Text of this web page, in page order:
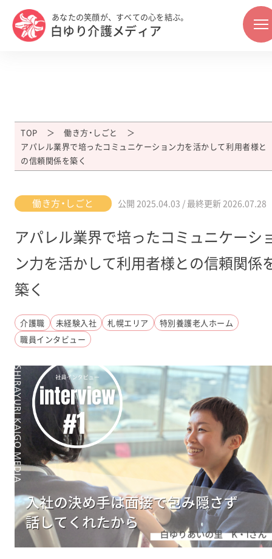
あなたの笑顔が、すべての心を結ぶ。
白ゆり介護メディア
TOP
働き方・しごと
アパレル業界で培ったコミュニケーション力を活かして利用者様と
の信頼関係を築く
働き方・しごと 公開 2025.04.03 / 最終更新 2026.07.28
アパレル業界で培ったコミュニケーシ
ン力を活かして利用者様との信頼関係
築く
介護職 未経験入社 札幌エリア
特別養護老人ホーム
職員インタビュー